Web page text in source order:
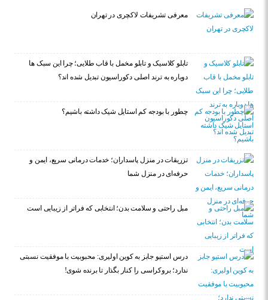
معرفی تشریفات لاکچری در تهران
تابلو کلاسیک و تابلو مخمل با قاب طلایی؛ چرا این سبک ها
دوباره به ترند اصلی دکوراسیون تبدیل شده اند؟
چطور با بودجه کم استایل شیک داشته باشیم؟
تزریقات در منزل پاسداران؛ خدمات درمانی سریع، ایمن و
حرفه‌ای در منزل شما
مبل راحتی و سلامت بدن؛ انتخابی که فراتر از زیبایی است
درس استیو جابز به کوین اولیری: محبوبیت با موفقیت نسبتی
ندارد؛ بروکراسی را کنار بگذار تا برنده شوی!